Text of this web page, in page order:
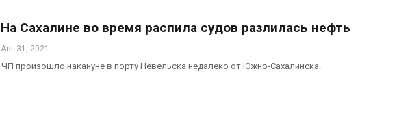
На Сахалине во время распила судов разлилась нефть
Авг 31, 2021
ЧП произошло накануне в порту Невельска недалеко от Южно-Сахалинска.